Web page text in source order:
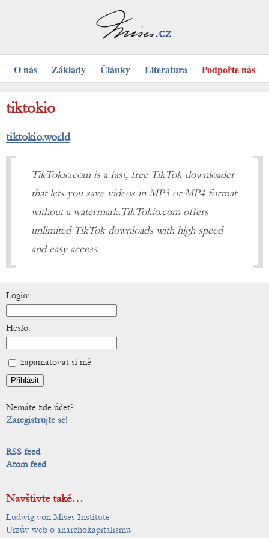
O nás Základy Články Literatura Podpořte nás
tiktokio
tiktokio.world
TikTokio.com is a fast, free TikTok downloader
that lets you save videos in MP3 or MP4 format
without a watermark.TikTokio.com offers
unlimited TikTok downloads with high speed
and easy access.
Login:
Heslo:
zapamatovat si mě
Nemáte zde účet?
Zaregistrujte se!
RSS feed
Atom feed
Navštivte také…
Ludwig von Mises Institute
Urzův web o anarchokapitalismu